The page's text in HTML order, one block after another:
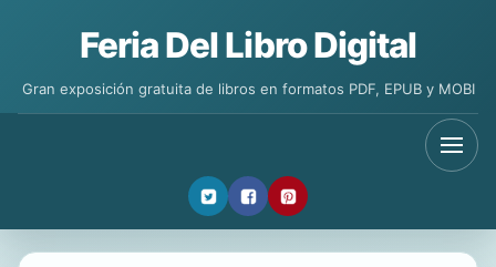
Feria Del Libro Digital
Gran exposición gratuita de libros en formatos PDF, EPUB y MOBI